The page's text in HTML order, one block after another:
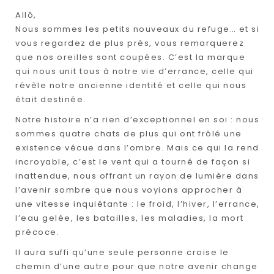
Allô,
Nous sommes les petits nouveaux du refuge… et si
vous regardez de plus près, vous remarquerez
que nos oreilles sont coupées. C’est la marque
qui nous unit tous à notre vie d’errance, celle qui
révèle notre ancienne identité et celle qui nous
était destinée.
Notre histoire n’a rien d’exceptionnel en soi : nous
sommes quatre chats de plus qui ont frôlé une
existence vécue dans l’ombre. Mais ce qui la rend
incroyable, c’est le vent qui a tourné de façon si
inattendue, nous offrant un rayon de lumière dans
l’avenir sombre que nous voyions approcher à
une vitesse inquiétante : le froid, l’hiver, l’errance,
l’eau gelée, les batailles, les maladies, la mort
précoce.
Il aura suffi qu’une seule personne croise le
chemin d’une autre pour que notre avenir change